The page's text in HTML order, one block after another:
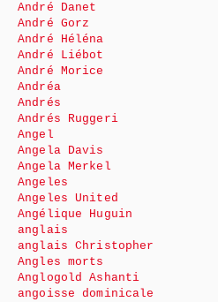
André Danet
André Gorz
André Héléna
André Liébot
André Morice
Andréa
Andrés
Andrés Ruggeri
Angel
Angela Davis
Angela Merkel
Angeles
Angeles United
Angélique Huguin
anglais
anglais Christopher
Angles morts
Anglogold Ashanti
angoisse dominicale